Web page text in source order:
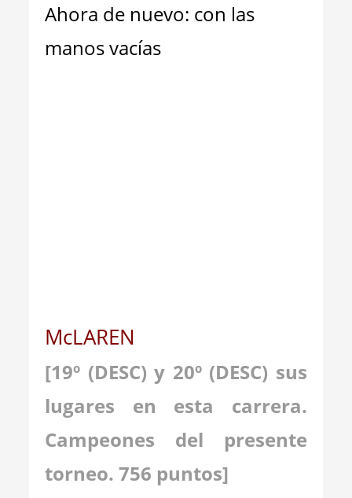
Ahora de nuevo: con las
manos vacías
McLAREN
[19º (DESC)y 20º (DESC) sus
lugares en esta carrera.
Campeones del presente
torneo. 756 puntos]